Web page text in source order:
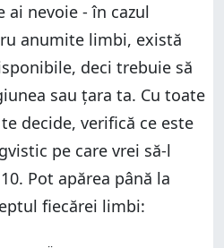
ai nevoie - în cazul
anumite limbi, există
deci trebuie să
sau țara ta. Cu toate
decide, verifică ce este
pe care vrei să-l
Pot apărea până la
fiecărei limbi: